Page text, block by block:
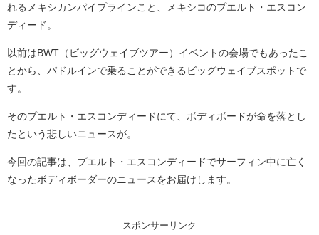
れるメキシカンパイプラインこと、メキシコのプエルト・エスコン
ディード。
以前はBWT（ビッグウェイブツアー）イベントの会場でもあったこ
とから、パドルインで乗ることができるビッグウェイブスポットで
す。
そのプエルト・エスコンディードにて、ボディボードが命を落とし
たという悲しいニュースが。
今回の記事は、プエルト・エスコンディードでサーフィン中に亡く
なったボディボーダーのニュースをお届けします。
スポンサーリンク